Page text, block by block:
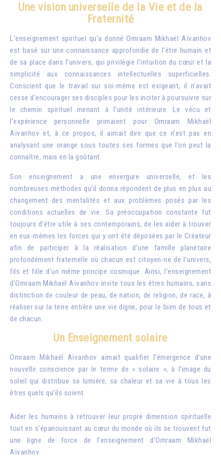
Une vision universelle de la Vie et de la
Fraternité
L'enseignement spirituel qu'a donnéOmraam Mikhaël Aïvanhov
est basé sur une connaissance approfondie de l’être humain et
de sa place dans l’univers, qui privilégie l’intuition du cœur et la
simplicité aux connaissances intellectuelles superficielles.
Conscient que le travail sur soi-même est exigeant, il n’avait
cesse d’encourager ses disciples pour les inciter à poursuivre sur
le chemin spirituel menant à l’unité intérieure. Le vécu et
l’expérience personnelle primaient pour Omraam Mikhaël
Aïvanhov et, à ce propos, il aimait dire que ce n’est pas en
analysant une orange sous toutes ses formes que l’on peut la
connaître, mais en la goûtant.
Son enseignement a une envergure universelle, et les
nombreuses méthodes qu’il donna répondent de plus en plus au
changement des mentalités et aux problèmes posés par les
conditions actuelles de vie. Sa préoccupation constante fut
toujours d’être utile à ses contemporains, de les aider à trouver
en eux-mêmes les forces qui y ont été déposées par le Créateur
afin de participer à la réalisation d’une famille planétaire
profondément fraternelle où chacun est citoyen-ne de l’univers,
fils et fille d’un même principe cosmique. Ainsi, l’enseignement
d’Omraam Mikhaël Aïvanhov invite tous les êtres humains, sans
distinction de couleur de peau, de nation, de religion, de race, à
réaliser sur la terre entière une vie digne, pour le bien de tous et
de chacun.
Un Enseignement solaire
Omraam Mikhaël Aïvanhov aimait qualifier l’émergence d’une
nouvelle conscience par le terme de « solaire », à l’image du
soleil qui distribue sa lumière, sa chaleur et sa vie à tous les
êtres quels qu’ils soient.
Aider les humains à retrouver leur propre dimension spirituelle
tout en s’épanouissant au cœur du monde où ils se trouvent fut
une ligne de force de l’enseignement d’Omraam Mikhaël
Aïvanhov.